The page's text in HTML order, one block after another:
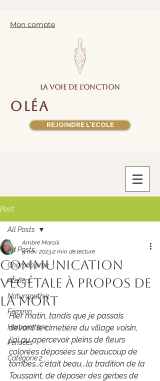
Mon compte
la voie de l'onction
oléa
REJOINDRE L'ECOLE
Post
All Posts
Chamanisme
Ateliers
Naturopathie
Féminin
Herboristerie
Pensées
Catégorie 2
All Posts
Communication
végétale à propos de
la Mort
Ambre Marsili
9 nov. 20232 min de lecture
Hier matin, tandis que je passais
devant le cimetière du village voisin,
j'ai pu apercevoir pleins de fleurs
colorées déposées sur beaucoup de
tombes...c'était beau...la tradition de la
Toussaint, de déposer des gerbes de